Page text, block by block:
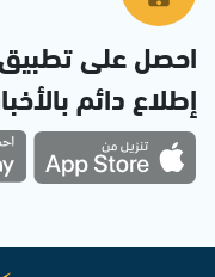
احصل على
إطلاع دائم